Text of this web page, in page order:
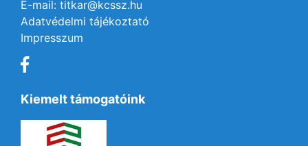
E-mail: titkar@kcssz.hu
Adatvédelmi tájékoztató
Impresszum
Kiemelt támogatóink